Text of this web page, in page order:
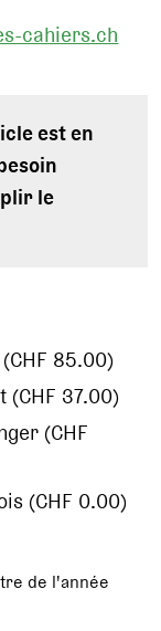
cahiers.ch
est en
le
85.00)
(CHF 37.00)
(CHF
(CHF 0.00)
de l'année